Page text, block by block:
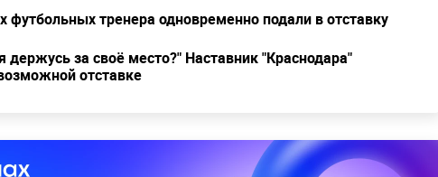
футбольных тренера одновременно подали в отставку
держусь за своё место?" Наставник "Краснодара"
отставке